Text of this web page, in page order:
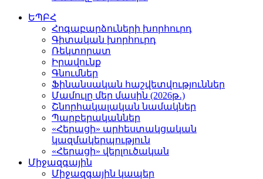
ԵՊԲՀ
Հոգաբարձուների խորհուրդ
Գիտական խորհուրդ
Ռեկտորատ
Իրավունք
Գնումներ
Ֆինանսական հաշվետվություններ
Մամուլը մեր մասին (2026թ․)
Շնորհակալական նամակներ
Պարբերականներ
«Հերացի» արհեստակցական
կազմակերպություն
«Հերացի» վերլուծական
Միջազգային
Միջազգային կապեր